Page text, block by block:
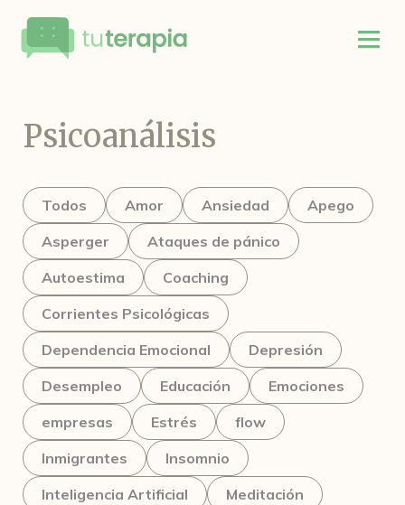
Psicoanálisis
Todos Amor Ansiedad
Apego
Asperger
Ataques de pánico
Autoestima
Coaching
Corrientes Psicológicas
Dependencia Emocional
Depresión
Desempleo
Educación
Emociones
empresas
Estrés
flow
Inmigrantes
Insomnio
Inteligencia Artificial
Meditación